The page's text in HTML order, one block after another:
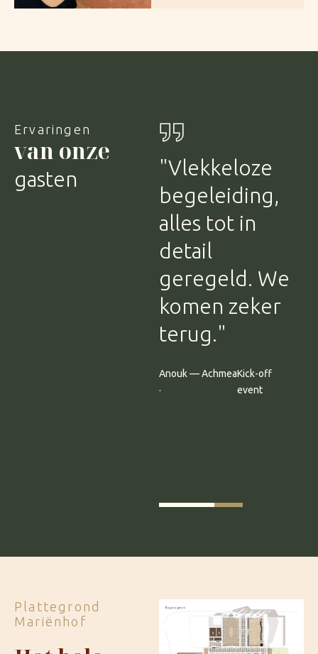
Ervaringen
van onze
gasten
"Vlekkeloze
begeleiding,
"Vanaf het
eerste contact
tot aan de
afsluitende
borrel: alles
klopte. De
Grote Zaal
én warm
Plattegrond
Mariënhof